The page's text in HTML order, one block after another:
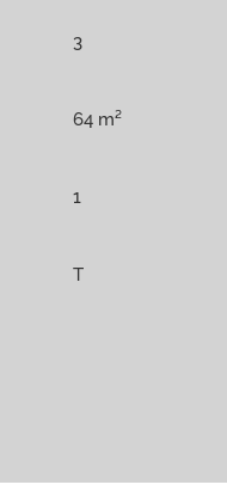
3
64 m²
1
T